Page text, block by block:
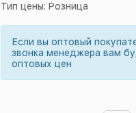
Тип цены: Розница
Если вы оптовый
звонка менеджера вам
оптовых цен